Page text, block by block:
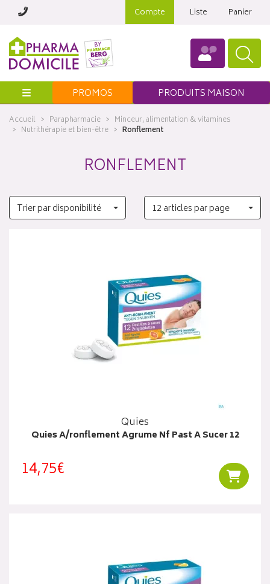
Compte Liste Panier
Menu PROMOS PRODUITS MAISON
Accueil Parapharmacie
Minceur, alimentation & vitamines
Nutrithérapie et bien-être
Ronflement
RONFLEMENT
Trier par disponibilité 12 articles par page
Quies
Quies A/ronflement Agrume Nf Past A Sucer 12
14,75€